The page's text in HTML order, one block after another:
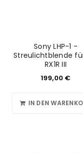
Sony LHP-1 -
Streulichtblende
RX1R III
199,00 €
IN DEN